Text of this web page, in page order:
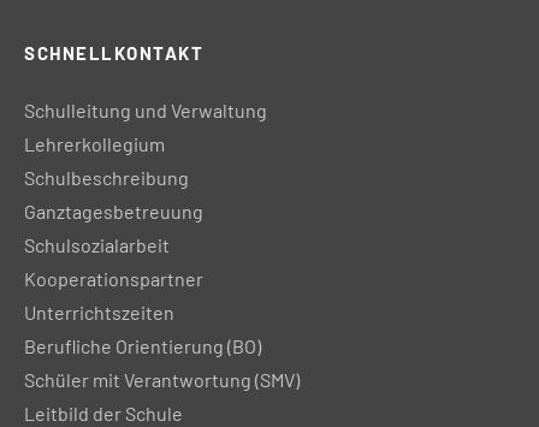
SCHNELLKONTAKT
Schulleitung und Verwaltung
Lehrerkollegium
Schulbeschreibung
Ganztagesbetreuung
Schulsozialarbeit
Kooperationspartner
Unterrichtszeiten
Berufliche Orientierung (BO)
Schüler mit Verantwortung (SMV)
Leitbild der Schule